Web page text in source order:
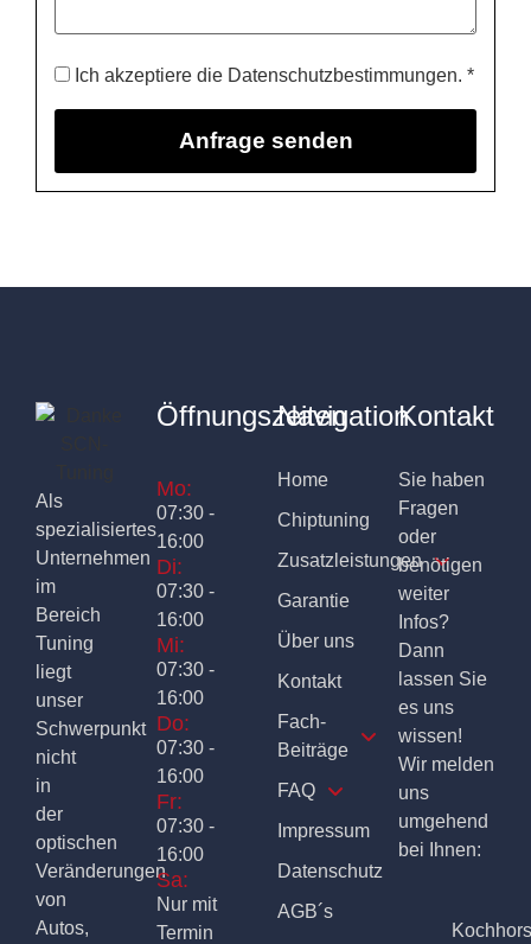
Ich akzeptiere die Datenschutzbestimmungen. *
Als
spezialisiertes
Unternehmen
im
Bereich
Tuning
liegt
unser
Schwerpunkt
nicht
in
der
optischen
Veränderungen
von
Autos,
Öffnungszeiten
Mo:
07:30 -
16:00
Di:
07:30 -
16:00
Mi:
07:30 -
16:00
Do:
07:30 -
16:00
Fr:
07:30 -
16:00
Sa:
Nur mit
Termin
Navigation
Home
Chiptuning
Zusatzleistungen
Garantie
Über uns
Kontakt
Fach-
Beiträge
FAQ
Impressum
Datenschutz
AGB´s
Kontakt
Sie haben
Fragen
oder
benötigen
weiter
Infos?
Dann
lassen Sie
es uns
wissen!
Wir melden
uns
umgehend
bei Ihnen: